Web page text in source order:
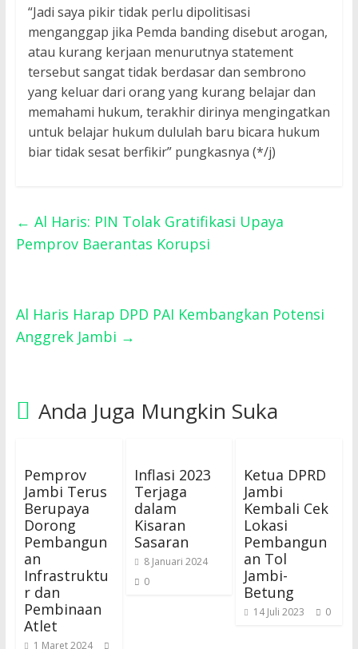
“Jadi saya pikir tidak perlu dipolitisasi
menganggap jika Pemda banding disebut arogan,
atau kurang kerjaan menurutnya statement
tersebut sangat tidak berdasar dan sembrono
yang keluar dari orang yang kurang belajar dan
memahami hukum, terakhir dirinya mengingatkan
untuk belajar hukum dululah baru bicara hukum
biar tidak sesat berfikir” pungkasnya (*/j)
← Al Haris: PIN Tolak Gratifikasi Upaya
Pemprov Baerantas Korupsi
Al Haris Harap DPD PAI Kembangkan Potensi
Anggrek Jambi →
Anda Juga Mungkin Suka
Pemprov
Jambi Terus
Berupaya
Dorong
Pembangun
an
Infrastruktu
r dan
Pembinaan
Atlet
1 Maret 2024
Inflasi 2023
Terjaga
dalam
Kisaran
Sasaran
8 Januari 2024
0
Ketua DPRD
Jambi
Kembali Cek
Lokasi
Pembangun
an Tol
Jambi-
Betung
14 Juli 2023 0